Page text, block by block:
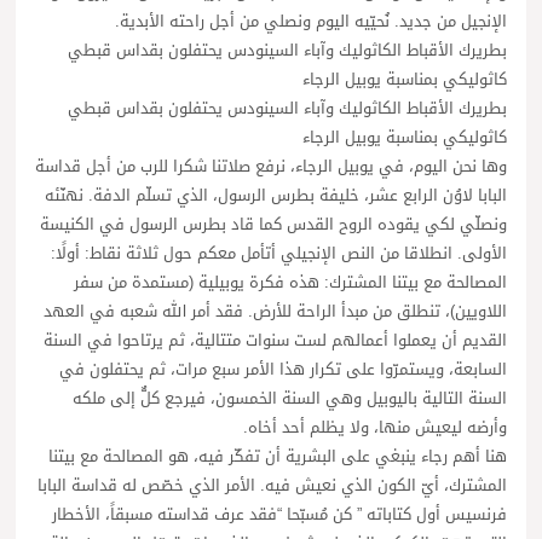
الإنجيل من جديد. نُحيّيه اليوم ونصلي من أجل راحته الأبدية.
بطريرك الأقباط الكاثوليك وآباء السينودس يحتفلون بقداس قبطي
كاثوليكي بمناسبة يوبيل الرجاء
بطريرك الأقباط الكاثوليك وآباء السينودس يحتفلون بقداس قبطي
كاثوليكي بمناسبة يوبيل الرجاء
وها نحن اليوم، في يوبيل الرجاء، نرفع صلاتنا شكرا للرب من أجل قداسة
البابا لاوُن الرابع عشر، خليفة بطرس الرسول، الذي تسلّم الدفة. نهنّئه
ونصلّي لكي يقوده الروح القدس كما قاد بطرس الرسول في الكنيسة
الأولى. انطلاقا من النص الإنجيلي أتأمل معكم حول ثلاثة نقاط: أولًا:
المصالحة مع بيتنا المشترك: هذه فكرة يوبيلية (مستمدة من سفر
اللاويين)، تنطلق من مبدأ الراحة للأرض. فقد أمر الله شعبه في العهد
القديم أن يعملوا أعمالهم لست سنوات متتالية، ثم يرتاحوا في السنة
السابعة، ويستمرّوا على تكرار هذا الأمر سبع مرات، ثم يحتفلون في
السنة التالية باليوبيل وهي السنة الخمسون، فيرجع كلٌّ إلى ملكه
وأرضه ليعيش منها، ولا يظلم أحد أخاه.
هنا أهم رجاء ينبغي على البشرية أن تفكّر فيه، هو المصالحة مع بيتنا
المشترك، أيّ الكون الذي نعيش فيه. الأمر الذي خصّص له قداسة البابا
فرنسيس أول كتاباته ” كن مُسبّحا “فقد عرف قداسته مسبقاً، الأخطار